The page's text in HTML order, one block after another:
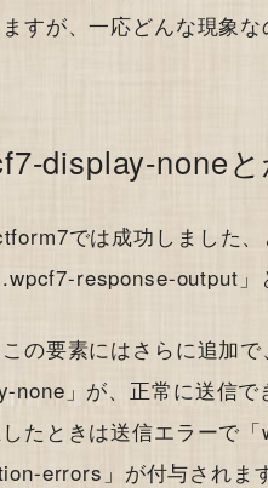
すが、一応どんな現象な
display-none
では成功しました
response-output」
の要素にはさらに追加
none」が、正常に送信
たときは送信エラーで
errors」が付与されます